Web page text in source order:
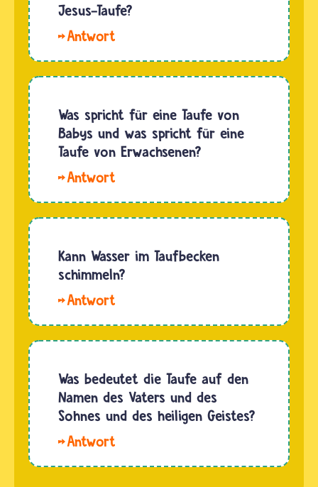
Kirche, an
Menschen
getauft
werden.
steht…
Jesus-Taufe?
Täufer
Christen
ein
Prophet
Heiliger.
Das
Zweite
der Bibel
erzählt,
dass er
Was spricht für eine Taufe von
Babys und was spricht für eine
Taufe von Erwachsenen?
der
möchten
viele
und
Christen
ihre
früh wie
möglich
Gott
anvertrauen.
Kann Wasser im Taufbecken
schimmeln?
Auch
das
länger
steht,
nicht
schimmeln.
Was bedeutet die Taufe auf den
Namen des Vaters und des
Sohnes und des heiligen Geistes?